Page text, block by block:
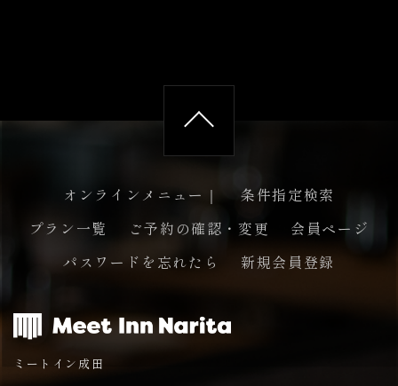
ペー
オンラインメニュー｜
条件指定検索
プラン一覧
ご予約の確認・変更
会員ページ
パスワードを忘れたら
新規会員登録
ミートイン成田